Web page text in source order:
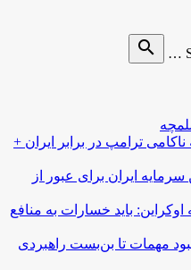
search
ترامپ در برابر ایران +
ایران برای عبور از
باید خسارات به منافع
مهمات تا بن‌بست راهبردی